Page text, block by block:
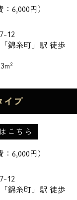
6,000円）
12
錦糸町」駅 徒歩
イプ
こちら
6,000円）
12
錦糸町」駅 徒歩